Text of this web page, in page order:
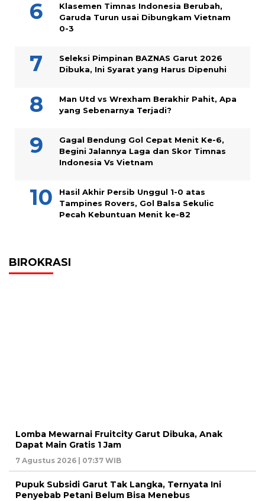
Klasemen Timnas Indonesia Berubah,
Garuda Turun usai Dibungkam Vietnam
0-3
Seleksi Pimpinan BAZNAS Garut 2026
Dibuka, Ini Syarat yang Harus Dipenuhi
Man Utd vs Wrexham Berakhir Pahit, Apa
yang Sebenarnya Terjadi?
Gagal Bendung Gol Cepat Menit Ke-6,
Begini Jalannya Laga dan Skor Timnas
Indonesia Vs Vietnam
Hasil Akhir Persib Unggul 1-0 atas
Tampines Rovers, Gol Balsa Sekulic
Pecah Kebuntuan Menit ke-82
BIROKRASI
Lomba Mewarnai Fruitcity Garut Dibuka, Anak
Dapat Main Gratis 1 Jam
7 Agustus 2026 | 07:37 WIB
Pupuk Subsidi Garut Tak Langka, Ternyata Ini
Penyebab Petani Belum Bisa Menebus